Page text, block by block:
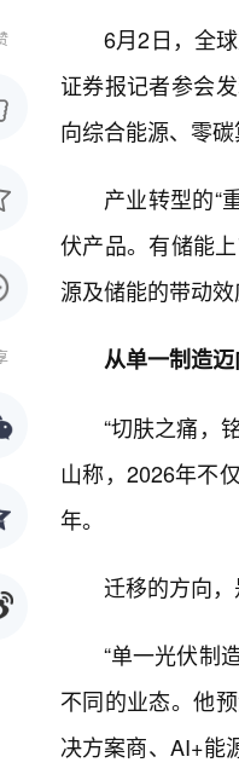
6月2日，全
证券报记者参会
向综合能源、零碳
产业转型的“
伏产品。有储能
源及储能的带动
从单一制造
“切肤之痛，
山称，2026年不
年。
迁移的方向
“单一光伏制
不同的业态。他
决方案商、AI+能